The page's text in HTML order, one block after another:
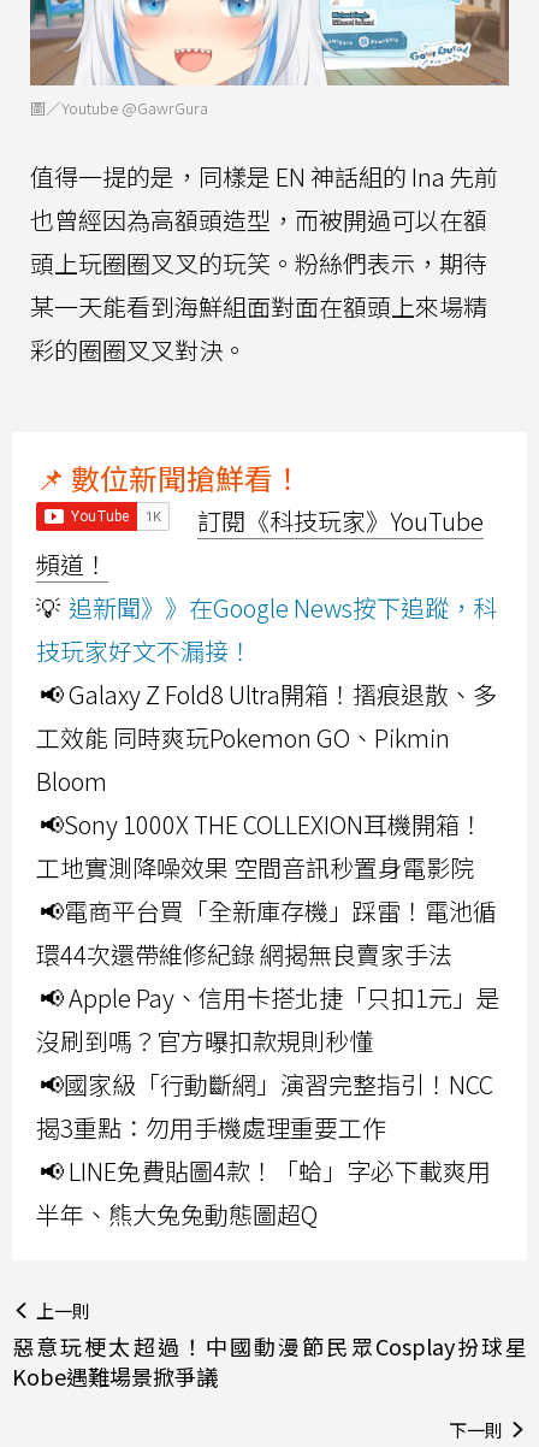
圖／Youtube @GawrGura
值得一提的是，同樣是 EN 神話組的 Ina 先前
也曾經因為高額頭造型，而被開過可以在額
頭上玩圈圈叉叉的玩笑。粉絲們表示，期待
某一天能看到海鮮組面對面在額頭上來場精
彩的圈圈叉叉對決。
📌 數位新聞搶鮮看！
訂閱《科技玩家》YouTube
頻道！
💡 追新聞》》在Google News按下追蹤，科
技玩家好文不漏接！
📢 Galaxy Z Fold8 Ultra開箱！摺痕退散、多
工效能 同時爽玩Pokemon GO、Pikmin
Bloom
📢Sony 1000X THE COLLEXION耳機開箱！
工地實測降噪效果 空間音訊秒置身電影院
📢電商平台買「全新庫存機」踩雷！電池循
環44次還帶維修紀錄 網揭無良賣家手法
📢 Apple Pay、信用卡搭北捷「只扣1元」是
沒刷到嗎？官方曝扣款規則秒懂
📢國家級「行動斷網」演習完整指引！NCC
揭3重點：勿用手機處理重要工作
📢 LINE免費貼圖4款！「蛤」字必下載爽用
半年、熊大兔兔動態圖超Q
上一則
惡意玩梗太超過！中國動漫節民眾Cosplay扮球星
Kobe遇難場景掀爭議
下一則